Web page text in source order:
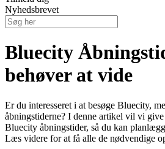
Nyhedsbrevet
Bluecity
behøver at vide
Er du interesseret i at besøge Bluecity,
åbningstiderne? I denne artikel vil vi
Bluecity åbningstider, så du kan
Læs videre for at få alle de nødvendige